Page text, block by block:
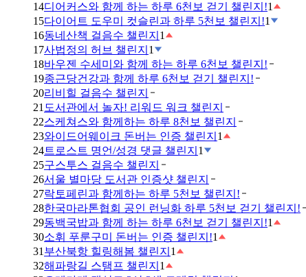
14디어커스와 함께 하는 하루 6천보 걷기 챌린지!1
15다이어트 도우미 컷슬린과 하루 5천보 챌린지!1
16동네산책 걸음수 챌린지 1
17사법정의 허브 챌린지 1
18바우젠 수세미와 함께 하는 하루 6천보 챌린지!
19종근당건강과 함께 하루 6천보 걷기 챌린지!
20리비힐 걸음수 챌린지
21 도서관에서 놀자! 리워드 워크 챌린지
22스케쳐스와 함께하는 하루 8천보 챌린지
23와이드어웨이크 돈버는 인증 챌린지 1
24트로스트 명언/성경 댓글 챌린지 1
25구스투스 걸음수 챌린지
26서울 별마당 도서관 인증샷 챌린지
27락토페린과 함께하는 하루 5천보 챌린지!
28한국마라톤협회 공인 런닝화 하루 5천보 걷기 챌린지!
29동백국밥과 함께 하는 하루 6천보 걷기 챌린지!1
30소휘 푸룬구미 돈버는 인증 챌린지!1
31 부산북항 힐링해봄 챌린지 1
32해파랑길 스탬프 챌린지 1